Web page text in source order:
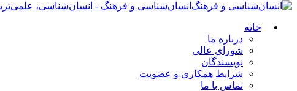
انسان‌شناسی و فرهنگ - انسان‌شناسی،
خانه
درباره ما
شورای عالی
نویسندگان
شرایط همکاری و عضویت
تماس با ما